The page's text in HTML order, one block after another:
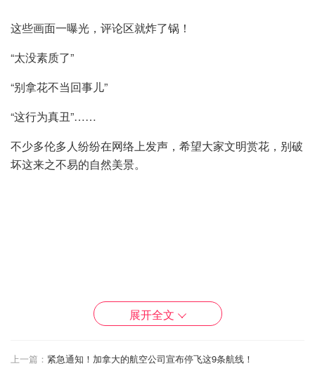
这些画面一曝光，评论区就炸了锅！
“太没素质了”
“别拿花不当回事儿”
“这行为真丑”……
不少多伦多人纷纷在网络上发声，希望大家文明赏花，别破
坏这来之不易的自然美景。
展开全文
上一篇： 紧急通知！加拿大的航空公司宣布停飞这9条航线！